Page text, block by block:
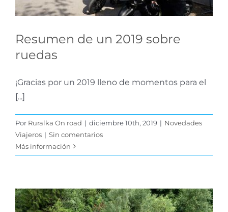
Resumen de un 2019 sobre
ruedas
¡Gracias por un 2019 lleno de momentos para el
[...]
Por Ruralka On road | diciembre 10th, 2019 | Novedades
Viajeros | Sin comentarios
Más información